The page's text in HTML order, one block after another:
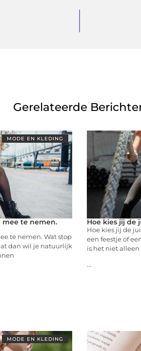
Gerelateerde
MODE EN KLEDING
mee te nemen.
te nemen. Wat stop
dan wil je natuurlijk
Hoe kies jij de
Hoe kies jij de
een feestje of
is het niet
...
MODE EN KLEDING